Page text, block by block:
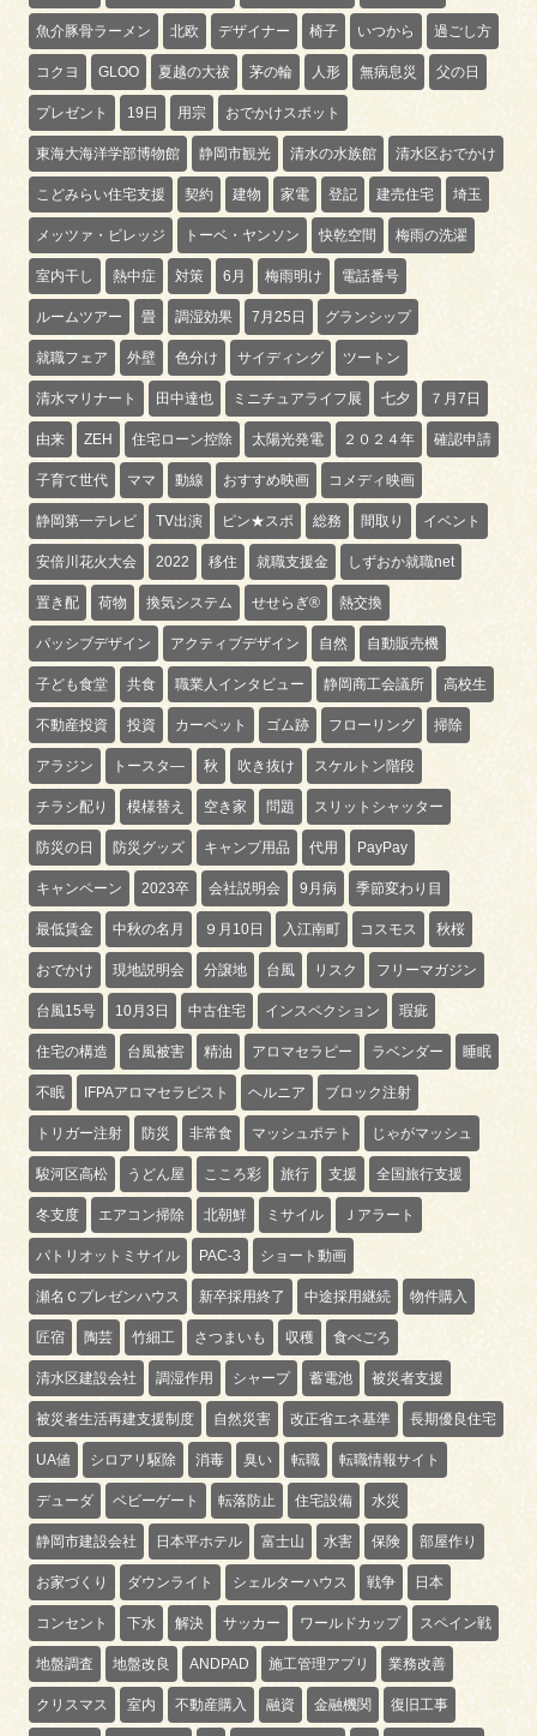
魚介豚骨ラーメン 北欧 デザイナー 椅子 いつから 過ごし方
コクヨ GLOO 夏越の大祓 茅の輪 人形 無病息災 父の日
プレゼント 19日 用宗 おでかけスポット
東海大海洋学部博物館 静岡市観光 清水の水族館 清水区おでかけ
こどみらい住宅支援 契約 建物 家電 登記 建売住宅 埼玉
メッツァ・ビレッジ トーベ・ヤンソン 快乾空間 梅雨の洗濯
室内干し 熱中症 対策 6月 梅雨明け 電話番号
ルームツアー 畳 調湿効果 7月25日 グランシップ
就職フェア 外壁 色分け サイディング ツートン
清水マリナート 田中達也 ミニチュアライフ展 七夕 ７月7日
由来 ZEH 住宅ローン控除 太陽光発電 ２０２４年 確認申請
子育て世代 ママ 動線 おすすめ映画 コメディ映画
静岡第一テレビ TV出演 ピン★スポ 総務 間取り イベント
安倍川花火大会 2022 移住 就職支援金 しずおか就職net
置き配 荷物 換気システム せせらぎ® 熱交換
パッシブデザイン アクティブデザイン 自然 自動販売機
子ども食堂 共食 職業人インタビュー 静岡商工会議所 高校生
不動産投資 投資 カーペット ゴム跡 フローリング 掃除
アラジン トースタ― 秋 吹き抜け スケルトン階段
チラシ配り 模様替え 空き家 問題 スリットシャッター
防災の日 防災グッズ キャンプ用品 代用 PayPay
キャンペーン 2023卒 会社説明会 9月病 季節変わり目
最低賃金 中秋の名月 ９月10日 入江南町 コスモス 秋桜
おでかけ 現地説明会 分譲地 台風 リスク フリーマガジン
台風15号 10月3日 中古住宅 インスペクション 瑕疵
住宅の構造 台風被害 精油 アロマセラピー ラベンダー 睡眠
不眠 IFPAアロマセラピスト ヘルニア ブロック注射
トリガー注射 防災 非常食 マッシュポテト じゃがマッシュ
駿河区高松 うどん屋 こころ彩 旅行 支援 全国旅行支援
冬支度 エアコン掃除 北朝鮮 ミサイル Ｊアラート
パトリオットミサイル PAC-3 ショート動画
瀬名Ｃプレゼンハウス 新卒採用終了 中途採用継続 物件購入
匠宿 陶芸 竹細工 さつまいも 収穫 食べごろ
清水区建設会社 調湿作用 シャープ 蓄電池 被災者支援
被災者生活再建支援制度 自然災害 改正省エネ基準 長期優良住宅
UA値 シロアリ駆除 消毒 臭い 転職 転職情報サイト
デューダ ベビーゲート 転落防止 住宅設備 水災
静岡市建設会社 日本平ホテル 富士山 水害 保険 部屋作り
お家づくり ダウンライト シェルターハウス 戦争 日本
コンセント 下水 解決 サッカー ワールドカップ スペイン戦
地盤調査 地盤改良 ANDPAD 施工管理アプリ 業務改善
クリスマス 室内 不動産購入 融資 金融機関 復旧工事